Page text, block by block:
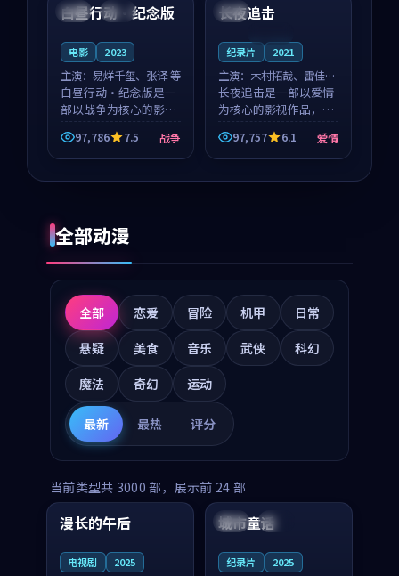
美国 完结
白昼行动·纪念版
电影 2023
主演： 易烊千玺、张译 等
白昼行动·纪念版是一
部以战争为核心的影视
作品，围绕危机、反转
与人物成长展开，整体
节奏紧凑，值得推荐观
97,786 7.5 战争
韩国
长夜追击
纪录片 2021
主演： 木村拓哉、雷佳音
等
长夜追击是一部以爱情
为核心的影视作品，围
绕危机、反转与人物成
长展开，整体节奏紧
凑，值得推荐观看。
97,757 6.1 爱情
全部动漫
全部 恋爱 冒险 机甲
日常
悬疑
美食 音乐 武侠
科幻
魔法
奇幻 运动
最新 最热 评分
当前类型共 3000 部，展示前 24 部
中国 高分
99:16
漫长的午后
电视剧 2025
美国 院线
城市童话
纪录片 2025